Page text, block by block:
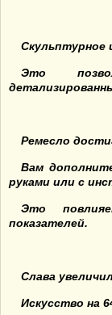
Скульптурное
Это
Ремесло
Вам
руками или с
Это
показателей.
Слава
Искусство на